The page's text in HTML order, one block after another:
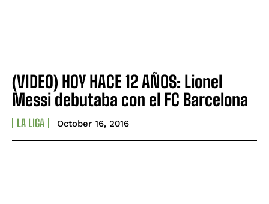
(VIDEO) HOY HACE 12 AÑOS: Lionel
Messi debutaba con el FC Barcelona
LA LIGA October 16, 2016